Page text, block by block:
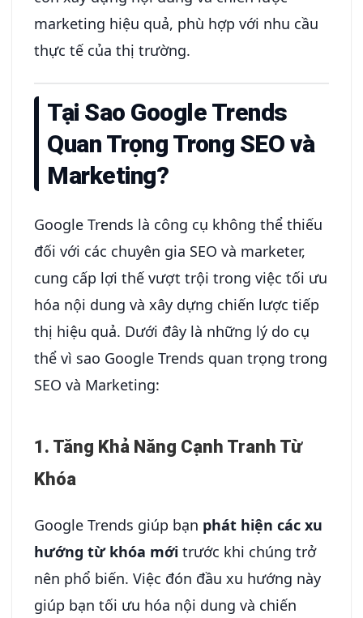
marketing hiệu quả, phù hợp với nhu cầu
thực tế của thị trường.
Tại Sao Google Trends
Quan Trọng Trong SEO và
Marketing?
Google Trends là công cụ không thể thiếu
đối với các chuyên gia SEO và marketer,
cung cấp lợi thế vượt trội trong việc tối ưu
hóa nội dung và xây dựng chiến lược tiếp
thị hiệu quả. Dưới đây là những lý do cụ
thể vì sao Google Trends quan trọng trong
SEO và Marketing:
1. Tăng Khả Năng Cạnh Tranh Từ
Khóa
Google Trends giúp bạn phát hiện các xu
hướng từ khóa mới trước khi chúng trở
nên phổ biến. Việc đón đầu xu hướng này
giúp bạn tối ưu hóa nội dung và chiến